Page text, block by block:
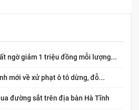
ngờ giảm 1 triệu đồng mỗi lượng...
mới về xử phạt ô tô dừng, đỗ...
đường sắt trên địa bàn Hà Tĩnh